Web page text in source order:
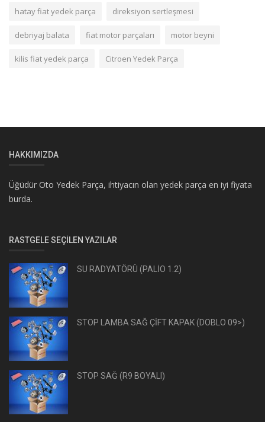
hatay fiat yedek parça direksiyon sertleşmesi
debriyaj balata fiat motor parçaları motor beyni
kilis fiat yedek parça Citroen Yedek Parça
HAKKIMIZDA
Üğüdür Oto Yedek Parça, ihtiyacın olan yedek parça en iyi fiyata
burda.
RASTGELE SEÇILEN YAZILAR
SU RADYATÖRÜ (PALİO 1.2)
STOP LAMBA SAĞ ÇİFT KAPAK (DOBLO 09>)
STOP SAĞ (R9 BOYALI)